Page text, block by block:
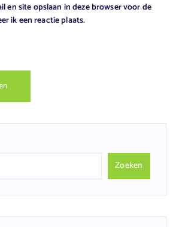
en site opslaan in deze browser voor de
ik een reactie plaats.
Zoeken